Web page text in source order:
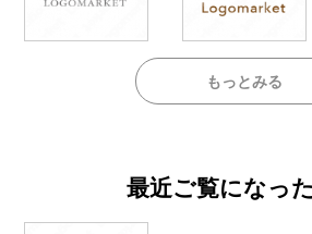
もっとみる
最近ご覧になっ